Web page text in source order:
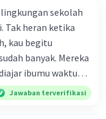
sekolah
Tak heran ketika
kau begitu
banyak. Mereka
ibumu waktu
itu baru saja pindah
tebal dalam kutipan
Jawaban terverifikasi